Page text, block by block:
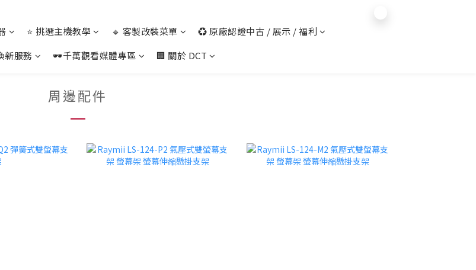
⭐ 挑選主機教學 🔹 客製改裝菜單
♻️ 原廠認證中古 / 展示 / 福利
新服務 🕶️千萬觀看媒體專區 🏢 關於 DCT
周邊配件